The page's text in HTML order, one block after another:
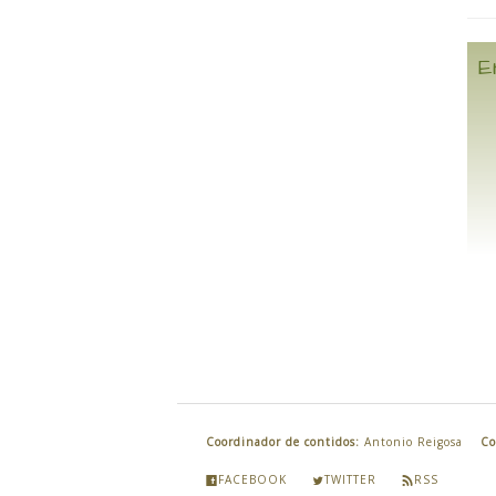
Coordinador de contidos: Antonio Reigosa
FACEBOOK TWITTER RSS